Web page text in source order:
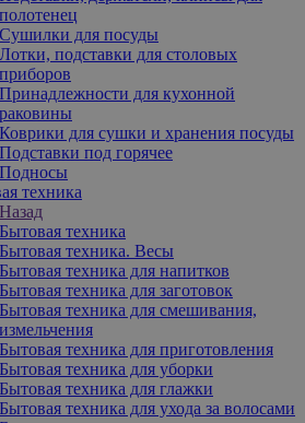
полотенец
Сушилки для посуды
Лотки, подставки для столовых
приборов
Принадлежности для кухонной
раковины
Коврики для сушки и хранения посуды
Подставки под горячее
Подносы
техника
Назад
Бытовая техника
Бытовая техника. Весы
Бытовая техника для напитков
Бытовая техника для заготовок
Бытовая техника для смешивания,
измельчения
Бытовая техника для приготовления
Бытовая техника для уборки
Бытовая техника для глажки
Бытовая техника для ухода за волосами